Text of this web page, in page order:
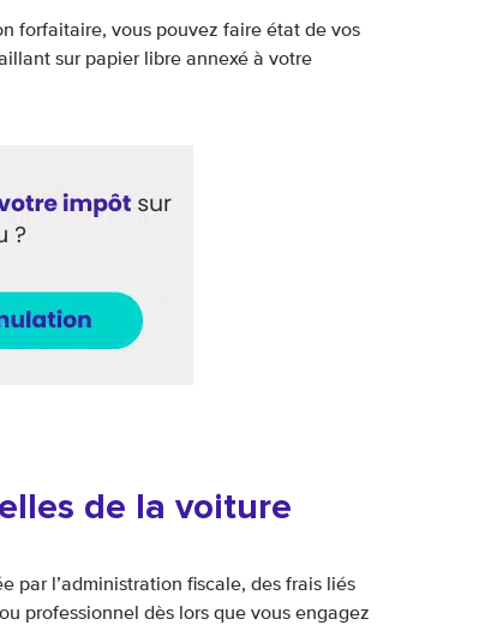
forfaitaire, vous pouvez faire état de vos
sur papier libre annexé à votre
de la voiture
par l’administration fiscale, des frais liés
professionnel dès lors que vous engagez